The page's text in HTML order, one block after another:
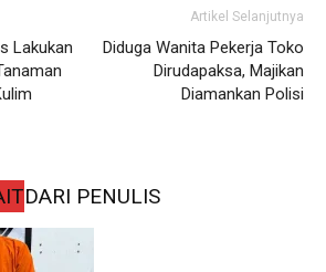
Lakukan
Artikel Selanjutnya
Diduga Wanita Pekerja Toko
Dirudapaksa, Majikan
Diamankan Polisi
DARI PENULIS